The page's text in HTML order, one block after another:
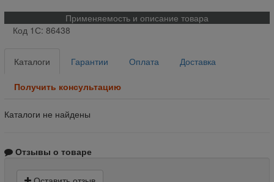
Применяемость и описание товара
Код 1С: 86438
Каталоги Гарантии Оплата Доставка
Получить консультацию
Каталоги не найдены
Отзывы о товаре